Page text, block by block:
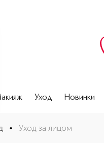
Уход Новинки
лица
• Уход за лицом